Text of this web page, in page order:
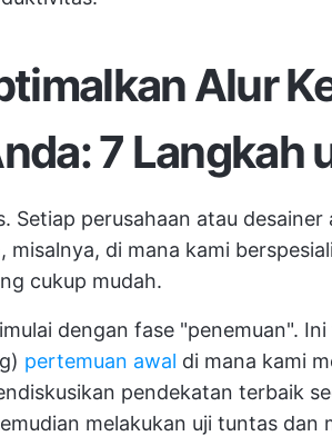
Alur
7 Langkah
Setiap perusahaan atau
misalnya, di mana kami
cukup mudah.
dengan fase "penemuan".
pertemuan awal di mana kami
pendekatan terbaik
melakukan uji tuntas dan